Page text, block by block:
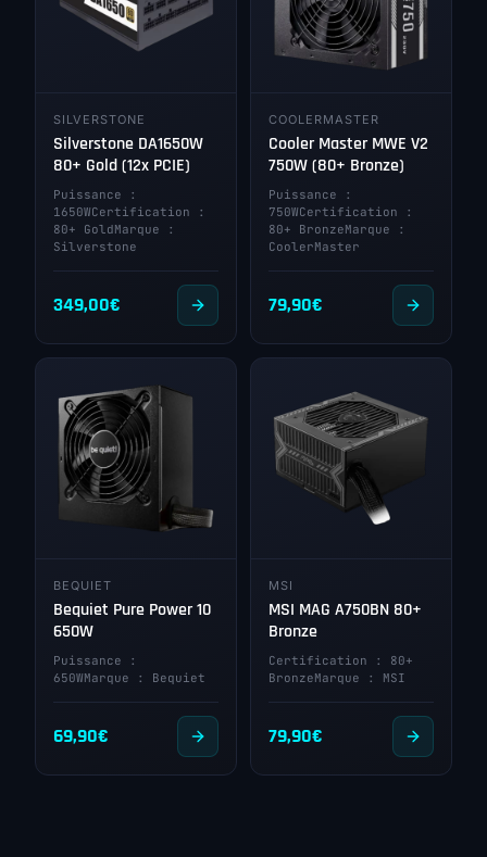
SILVERSTONE
Silverstone DA1650W
80+ Gold (12x PCIE)
Puissance :
1650WCertification :
80+ GoldMarque :
Silverstone
349,00€
COOLERMASTER
Cooler Master MWE V2
750W (80+ Bronze)
Puissance :
750WCertification :
80+ BronzeMarque :
CoolerMaster
79,90€
BEQUIET
Bequiet Pure Power 10
650W
Puissance :
650WMarque : Bequiet
69,90€
MSI
MSI MAG A750BN 80+
Bronze
Certification : 80+
BronzeMarque : MSI
79,90€